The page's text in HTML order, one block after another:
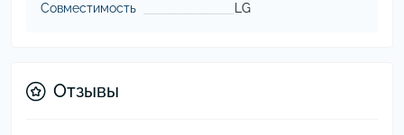
Совместимость LG
Отзывы